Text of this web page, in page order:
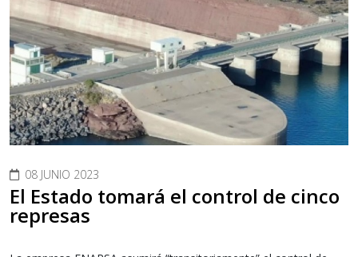
08 JUNIO 2023
El Estado tomará el control de cinco
represas